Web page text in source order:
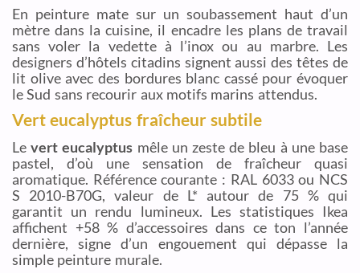
En peinture mate sur un soubassement haut d’un
mètre dans la cuisine, il encadre les plans de travail
sans voler la vedette à l’inox ou au marbre. Les
designers d’hôtels citadins signent aussi des têtes de
lit olive avec des bordures blanc cassé pour évoquer
le Sud sans recourir aux motifs marins attendus.
Vert eucalyptus fraîcheur subtile
Levert eucalyptus mêle un zeste de bleu à une base
pastel, d’où une sensation de fraîcheur quasi
aromatique. Référence courante : RAL 6033 ou NCS
S 2010-B70G, valeur de L* autour de 75 % qui
garantit un rendu lumineux. Les statistiques Ikea
affichent +58 % d’accessoires dans ce ton l’année
dernière, signe d’un engouement qui dépasse la
simple peinture murale.